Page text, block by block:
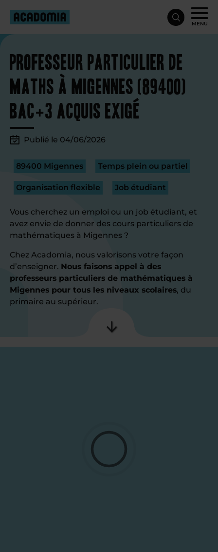
MENU
Professeur particulier de
maths à Migennes (89400)
Bac+3 acquis exigé
Publié le 04/06/2026
89400 Migennes Temps plein ou partiel
Organisation flexible Job étudiant
Vous cherchez un emploi ou un job étudiant, et
avez envie de donner des cours particuliers de
mathématiques à Migennes ?
Chez Acadomia, nous valorisons votre façon
d’enseigner. Nous faisons appel à des
professeurs particuliers de mathématiques à
Migennes pour tous les niveaux scolaires, du
primaire au supérieur.